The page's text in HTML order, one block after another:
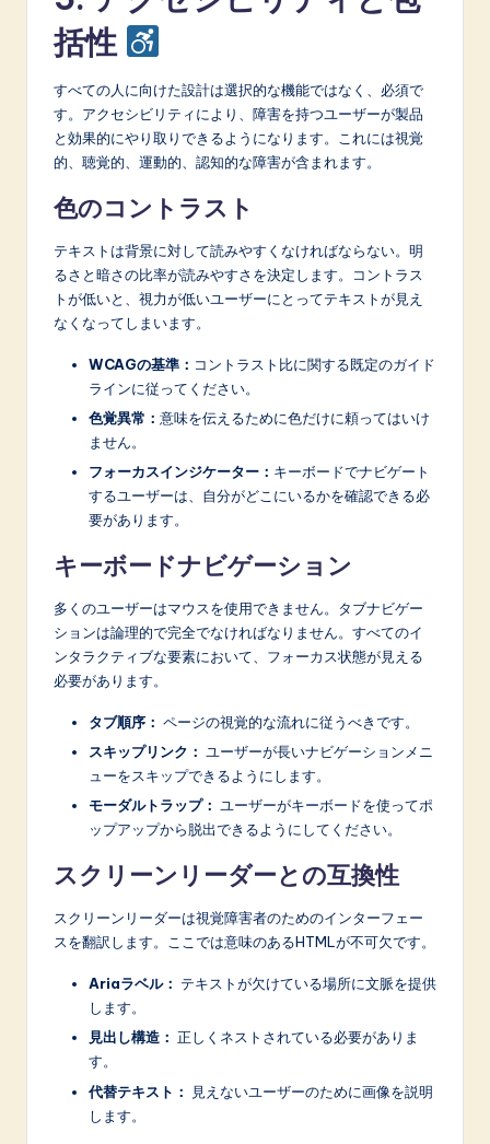
括性
すべての人に向けた設計は選択的な機能ではなく、必須で
す。アクセシビリティにより、障害を持つユーザーが製品
と効果的にやり取りできるようになります。これには視覚
的、聴覚的、運動的、認知的な障害が含まれます。
色のコントラスト
テキストは背景に対して読みやすくなければならない。明
るさと暗さの比率が読みやすさを決定します。コントラス
トが低いと、視力が低いユーザーにとってテキストが見え
なくなってしまいます。
WCAGの基準： コントラスト比に関する既定のガイド
ラインに従ってください。
色覚異常： 意味を伝えるために色だけに頼ってはいけ
ません。
フォーカスインジケーター： キーボードでナビゲート
するユーザーは、自分がどこにいるかを確認できる必
要があります。
キーボードナビゲーション
多くのユーザーはマウスを使用できません。タブナビゲー
ションは論理的で完全でなければなりません。すべてのイ
ンタラクティブな要素において、フォーカス状態が見える
必要があります。
タブ順序： ページの視覚的な流れに従うべきです。
スキップリンク： ユーザーが長いナビゲーションメニ
ューをスキップできるようにします。
モーダルトラップ： ユーザーがキーボードを使ってポ
ップアップから脱出できるようにしてください。
スクリーンリーダーとの互換性
スクリーンリーダーは視覚障害者のためのインターフェー
スを翻訳します。ここでは意味のあるHTMLが不可欠です。
Ariaラベル： テキストが欠けている場所に文脈を提供
します。
見出し構造： 正しくネストされている必要がありま
す。
代替テキスト：
見えないユーザーのために画像を説明
します。